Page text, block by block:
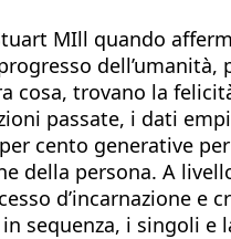
MIll quando
cosa, trovano la
passate, i dati
cento generative
della persona. A
d’incarnazione e
sequenza, i singoli e